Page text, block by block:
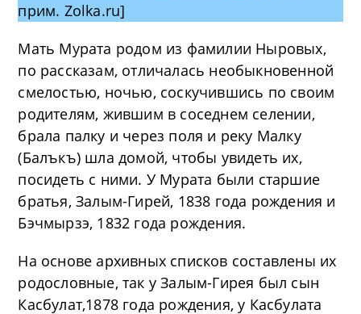
прим. Zolka.ru]
Мать Мурата родом из фамилии Ныровых,
по рассказам, отличалась необыкновенной
смелостью, ночью, соскучившись по своим
родителям, жившим в соседнем селении,
брала палку и через поля и реку Малку
(Балъкъ) шла домой, чтобы увидеть их,
посидеть с ними. У Мурата были старшие
братья, Залым-Гирей, 1838 года рождения и
Бэчмырзэ, 1832 года рождения.
На основе архивных списков составлены их
родословные, так у Залым-Гирея был сын
Касбулат,1878 года рождения, у Касбулата